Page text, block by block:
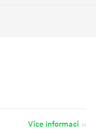
Více informací